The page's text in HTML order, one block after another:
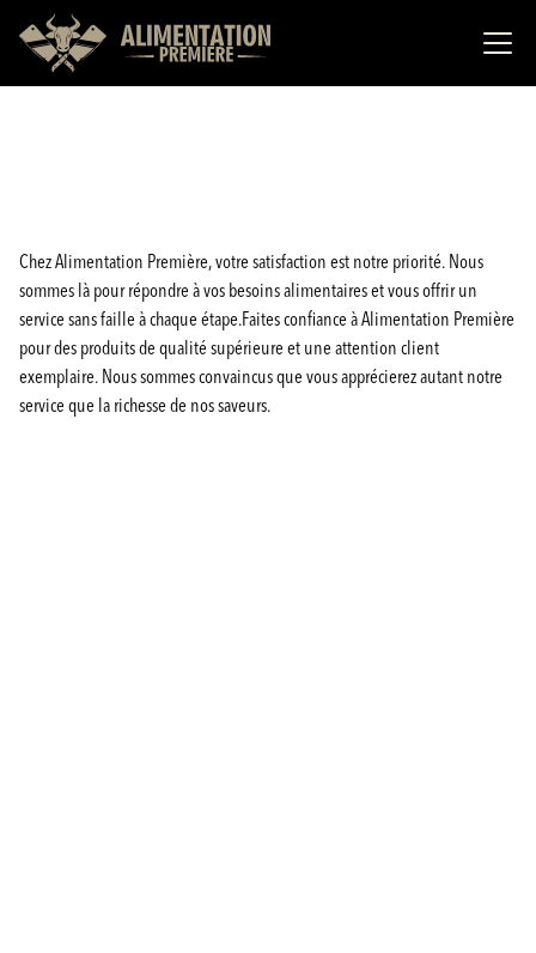
Chez Alimentation Première, votre satisfaction est notre priorité. Nous
sommes là pour répondre à vos besoins alimentaires et vous offrir un
service sans faille à chaque étape.Faites confiance à Alimentation Première
pour des produits de qualité supérieure et une attention client
exemplaire. Nous sommes convaincus que vous apprécierez autant notre
service que la richesse de nos saveurs.